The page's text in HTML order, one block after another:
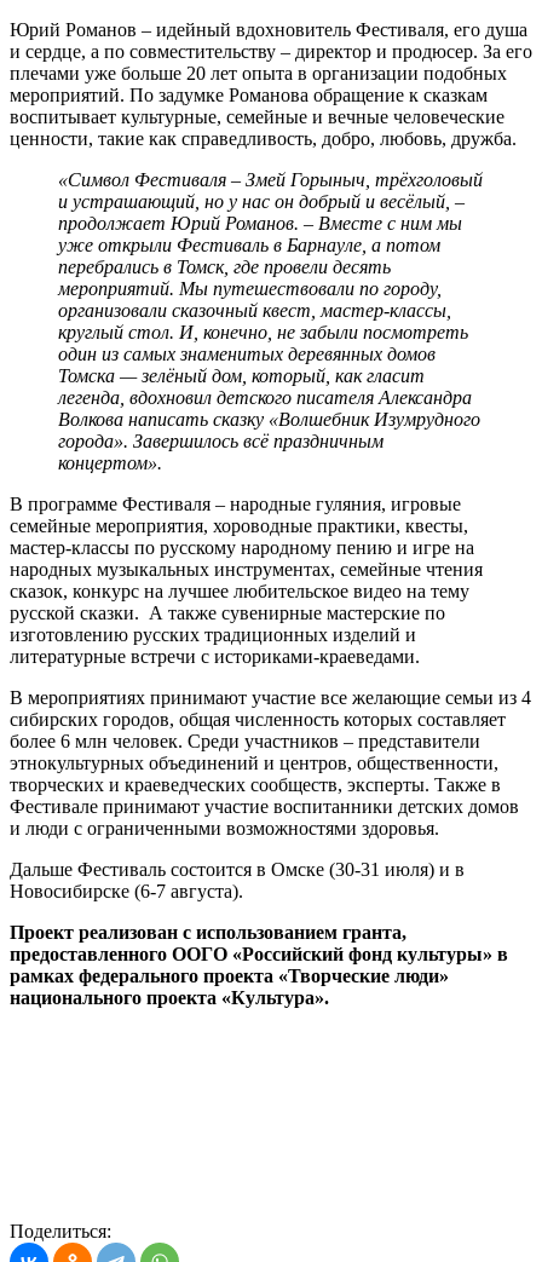
Юрий Романов – идейный вдохновитель Фестиваля, его душа
и сердце, а по совместительству – директор и продюсер. За его
плечами уже больше 20 лет опыта в организации подобных
мероприятий. По задумке Романова обращение к сказкам
воспитывает культурные, семейные и вечные человеческие
ценности, такие как справедливость, добро, любовь, дружба.
«Символ Фестиваля – Змей Горыныч, трёхголовый
и устрашающий, но у нас он добрый и весёлый, –
продолжает Юрий Романов. – Вместе с ним мы
уже открыли Фестиваль в Барнауле, а потом
перебрались в Томск, где провели десять
мероприятий. Мы путешествовали по городу,
организовали сказочный квест, мастер-классы,
круглый стол. И, конечно, не забыли посмотреть
один из самых знаменитых деревянных домов
Томска — зелёный дом, который, как гласит
легенда, вдохновил детского писателя Александра
Волкова написать сказку «Волшебник Изумрудного
города». Завершилось всё праздничным
концертом».
В программе Фестиваля – народные гуляния, игровые
семейные мероприятия, хороводные практики, квесты,
мастер-классы по русскому народному пению и игре на
народных музыкальных инструментах, семейные чтения
сказок, конкурс на лучшее любительское видео на тему
русской сказки. А также сувенирные мастерские по
изготовлению русских традиционных изделий и
литературные встречи с историками-краеведами.
В мероприятиях принимают участие все желающие семьи из 4
сибирских городов, общая численность которых составляет
более 6 млн человек. Среди участников – представители
этнокультурных объединений и центров, общественности,
творческих и краеведческих сообществ, эксперты. Также в
Фестивале принимают участие воспитанники детских домов
и люди с ограниченными возможностями здоровья.
Дальше Фестиваль состоится в Омске (30-31 июля) и в
Новосибирске (6-7 августа).
Проект реализован с использованием гранта,
предоставленного ООГО «Российский фонд культуры» в
рамках федерального проекта «Творческие люди»
национального проекта «Культура».
Поделиться: